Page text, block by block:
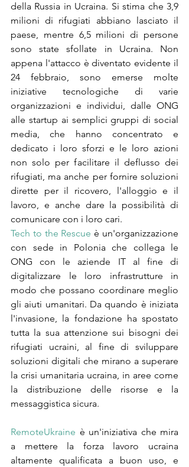
della Russia in Ucraina. Si stima che 3,9
milioni di rifugiati abbiano lasciato il
paese, mentre 6,5 milioni di persone
sono state sfollate in Ucraina. Non
appena l'attacco è diventato evidente il
24 febbraio, sono emerse molte
iniziative tecnologiche di varie
organizzazioni e individui, dalle ONG
alle startup ai semplici gruppi di social
media, che hanno concentrato e
dedicato i loro sforzi e le loro azioni
non solo per facilitare il deflusso dei
rifugiati, ma anche per fornire soluzioni
dirette per il ricovero, l'alloggio e il
lavoro, e anche dare la possibilità di
comunicare con i loro cari.
Tech to the Rescue è un'organizzazione
con sede in Polonia che collega le
ONG con le aziende IT al fine di
digitalizzare le loro infrastrutture in
modo che possano coordinare meglio
gli aiuti umanitari. Da quando è iniziata
l'invasione, la fondazione ha spostato
tutta la sua attenzione sui bisogni dei
rifugiati ucraini, al fine di sviluppare
soluzioni digitali che mirano a superare
la crisi umanitaria ucraina, in aree come
la distribuzione delle risorse e la
messaggistica sicura.
RemoteUkraine è un'iniziativa che mira
a mettere la forza lavoro ucraina
altamente qualificata a buon uso, e